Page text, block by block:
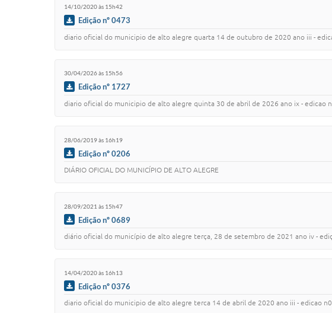
14/10/2020 às 15h42
Edição nº 0473
diario oficial do municipio de alto alegre quarta 14 de outubro de 2020 ano iii -
30/04/2026 às 15h56
Edição nº 1727
diario oficial do municipio de alto alegre quinta 30 de abril de 2026 ano ix - edicao
28/06/2019 às 16h19
Edição nº 0206
DIÁRIO OFICIAL DO MUNICÍPIO DE ALTO ALEGRE
28/09/2021 às 15h47
Edição nº 0689
diário oficial do município de alto alegre terça, 28 de setembro de 2021 ano iv -
14/04/2020 às 16h13
Edição nº 0376
diario oficial do municipio de alto alegre terca 14 de abril de 2020 ano iii - edicao